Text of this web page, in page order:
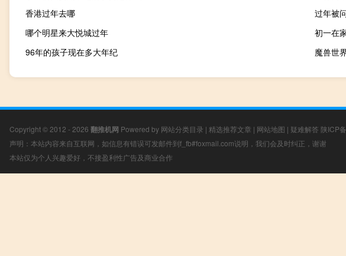
香港过年去哪
过年被
哪个明星来大悦城过年
初一在
96年的孩子现在多大年纪
魔兽世
Copyright © 2012 - 2026 翻推机网 Powered by 网站分类目录 | 精选推荐文章 | 网站地图 | 疑难解答 陕ICP
声明：本站内容来自互联网，如信息有错误可发邮件到f_fb#foxmail.com说明，我们会及时纠正，谢谢
本站仅为个人兴趣爱好，不接盈利性广告及商业合作